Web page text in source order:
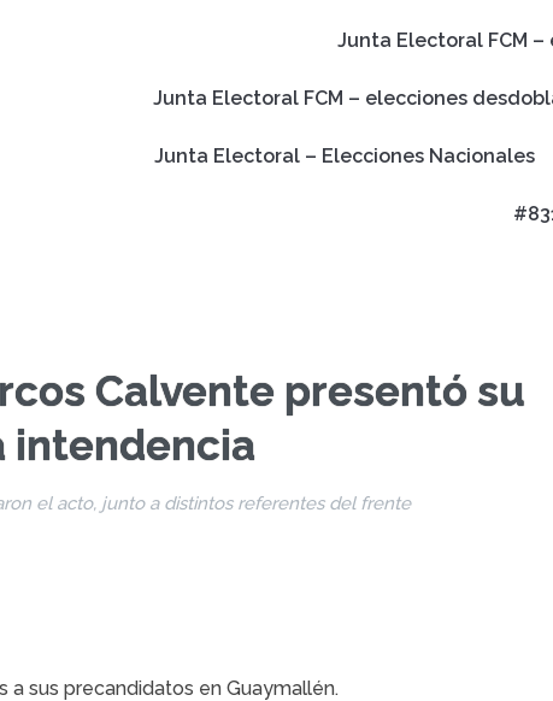
Junta Electoral FCM
Junta Electoral FCM – elecciones
Junta Electoral – Elecciones Nacionales
Calvente presentó su
intendencia
el acto, junto a distintos referentes del frente
sus precandidatos en Guaymallén.